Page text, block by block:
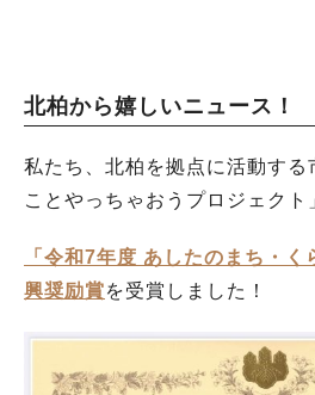
北柏から嬉しいニュース！
私たち、北柏を拠点に活動する
ことやっちゃおうプロジェクト
「令和7年度 あしたのまち・
興奨励賞を受賞しました！